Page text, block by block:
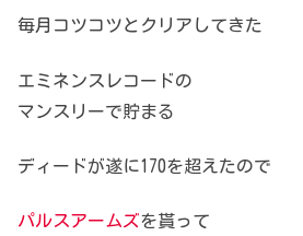
毎月コツコツとクリアしてきた
エミネンスレコードの
マンスリーで貯まる
ディードが遂に170を超えたので
パルスアームズを貰って